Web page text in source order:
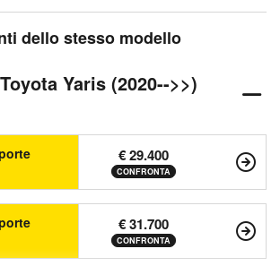
dello stesso modello
Yaris (2020-->>)
€ 29.400
CONFRONTA
€ 31.700
CONFRONTA